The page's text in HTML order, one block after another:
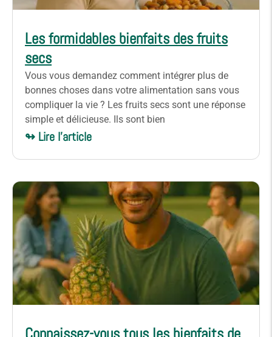
Les formidables bienfaits des fruits
secs
Vous vous demandez comment intégrer plus de
bonnes choses dans votre alimentation sans vous
compliquer la vie ? Les fruits secs sont une réponse
simple et délicieuse. Ils sont bien
↬ Lire l'article